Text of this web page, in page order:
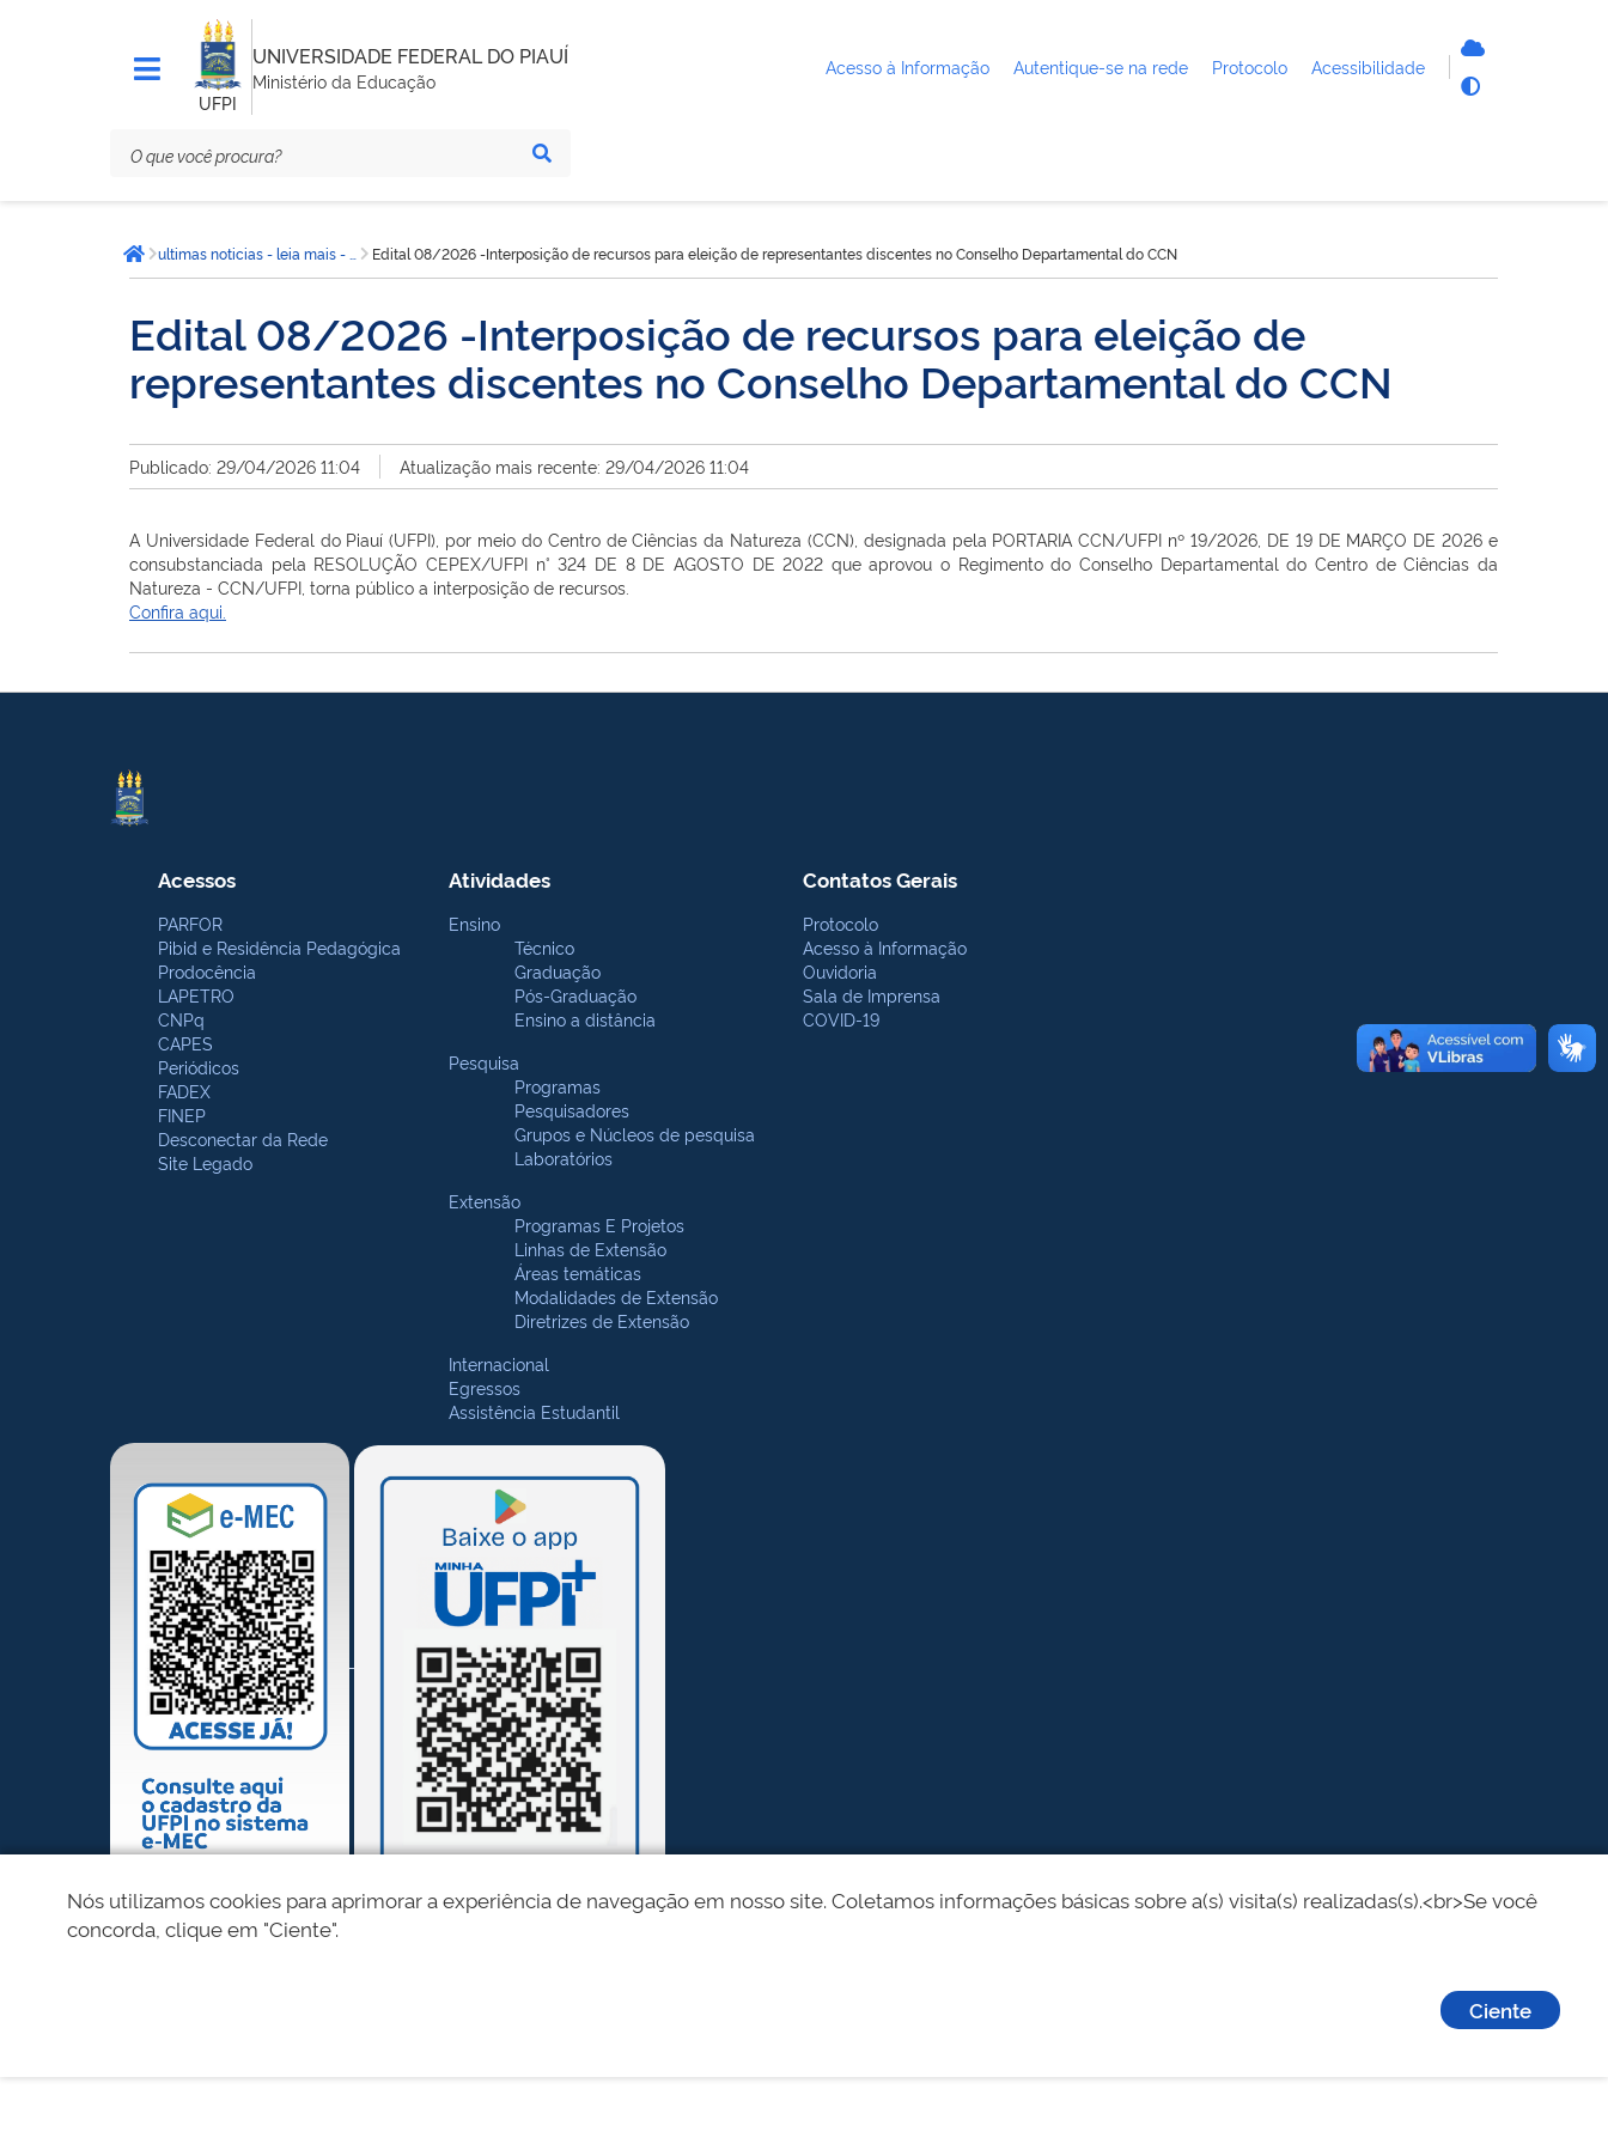
UFPI
UNIVERSIDADE FEDERAL DO PIAUÍ
Ministério da Educação
Acesso à Informação Autentique-se na rede Protocolo Acessibilidade
está
aqui:Página inicial Edital 08/2026 -Interposição de recursos para eleição de representantes discentes no Conselho Departamental do CCN
Edital 08/2026 -Interposição de recursos para eleição de
representantes discentes no Conselho Departamental do CCN
Publicado: 29/04/2026 11:04 Atualização mais recente: 29/04/2026 11:04
A Universidade Federal do Piauí (UFPI), por meio do Centro de Ciências da Natureza (CCN), designada pela PORTARIA CCN/UFPI nº 19/2026, DE 19 DE MARÇO DE 2026e
consubstanciada pela RESOLUÇÃO CEPEX/UFPI n° 324 DE 8 DE AGOSTO DE 2022 que aprovou o Regimento do Conselho Departamentaldo Centro de Ciências da
Natureza - CCN/UFPI , torna público a interposição de recursos.
Confira aqui.
Acessos
PARFOR
Pibid e Residência Pedagógica
Prodocência
LAPETRO
CNPq
CAPES
Periódicos
FADEX
FINEP
Desconectar da Rede
Site Legado
Atividades
Ensino
Técnico
Graduação
Pós-Graduação
Ensino a distância
Pesquisa
Programas
Pesquisadores
Grupos e Núcleos de pesquisa
Laboratórios
Extensão
Programas E Projetos
Linhas de Extensão
Áreas temáticas
Modalidades de Extensão
Diretrizes de Extensão
Internacional
Egressos
Assistência Estudantil
Contatos Gerais
Protocolo
Acesso à Informação
Ouvidoria
Sala de Imprensa
COVID-19
Nós utilizamos cookies para aprimorar a experiência de navegação em nosso site. Coletamos informações básicas sobre a(s) visita(s) realizadas(s).<br>Se você
concorda, clique em "Ciente".
Ciente